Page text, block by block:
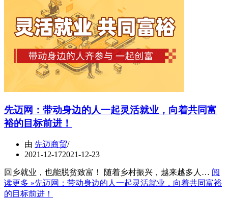
先迈网：带动身边的人一起灵活就业，向着共同富
裕的目标前进！
由 先迈商贸
2021-12-172021-12-23
回乡就业，也能脱贫致富！ 随着乡村振兴，越来越多人… 阅
读更多 »先迈网：带动身边的人一起灵活就业，向着共同富裕
的目标前进！